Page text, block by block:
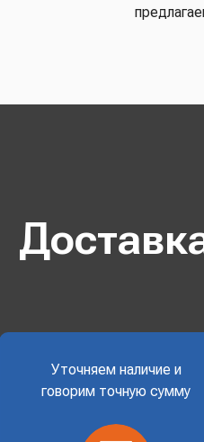
Уточняем наличие и
говорим точную сумму